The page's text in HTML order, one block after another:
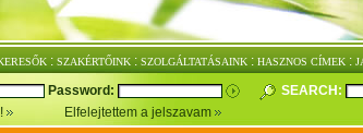
: SZAKÉRTŐINK : SZOLGÁLTATÁSAINK : HASZNOS CÍMEK :
Password:
SEARCH:
Elfelejtettem a jelszavam